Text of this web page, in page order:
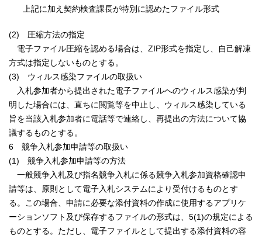
上記に加え契約検査課長が特別に認めたファイル形式
(2) 圧縮方法の指定
電子ファイル圧縮を認める場合は、ZIP形式を指定し、自己解凍
方式は指定しないものとする。
(3) ウィルス感染ファイルの取扱い
入札参加者から提出された電子ファイルへのウィルス感染が判
明した場合には、直ちに閲覧等を中止し、ウィルス感染している
旨を当該入札参加者に電話等で連絡し、再提出の方法について協
議するものとする。
6 競争入札参加申請等の取扱い
(1) 競争入札参加申請等の方法
一般競争入札及び指名競争入札に係る競争入札参加資格確認申
請等は、原則として電子入札システムにより受付けるものとす
る。この場合、申請に必要な添付資料の作成に使用するアプリケ
ーションソフト及び保存するファイルの形式は、5(1)の規定による
ものとする。ただし、電子ファイルとして提出する添付資料の容